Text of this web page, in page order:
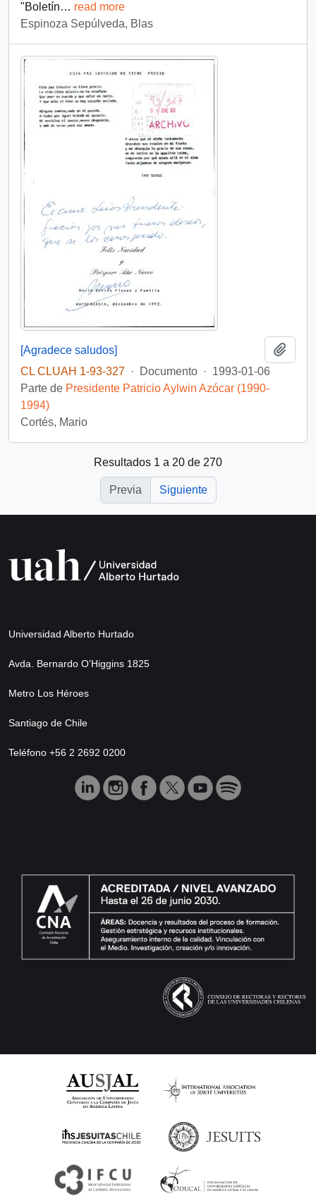
"Boletín… read more
Espinoza Sepúlveda, Blas
[Agradece saludos]
CL CLUAH 1-93-327 · Documento · 1993-01-06
Parte de Presidente Patricio Aylwin Azócar (1990-
1994)
Cortés, Mario
Resultados 1 a 20 de 270
Previa Siguiente
Universidad Alberto Hurtado
Avda. Bernardo O’Higgins 1825
Metro Los Héroes
Santiago de Chile
Teléfono +56 2 2692 0200